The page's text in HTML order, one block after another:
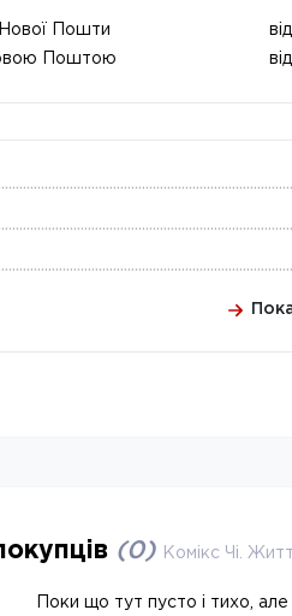
Пошти
Поштою
(0) Комікс Чі.
Поки що тут пусто і тихо,